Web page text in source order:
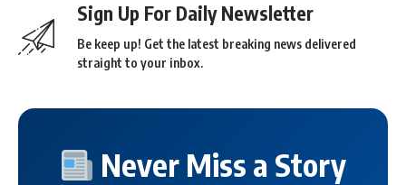
Sign Up For Daily Newsletter
Be keep up! Get the latest breaking news delivered
straight to your inbox.
Never Miss a Story